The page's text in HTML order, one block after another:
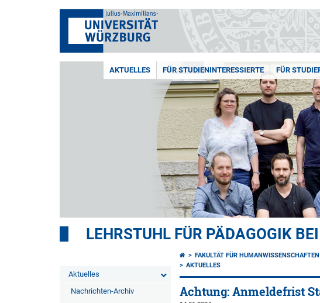
AKTUELLES FÜR STUDIENINTERESSIERTE FÜR
LEHRSTUHL FÜR PÄDAGOGIK
Aktuelles
Nachrichten-Archiv
FAKULTÄT FÜR HUMANWISSENSCHAFTEN
AKTUELLES
Achtung: Anmeldefrist